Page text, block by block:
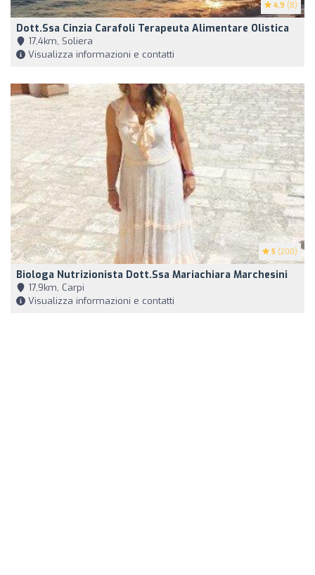
4.9 (8)
Dott.ssa Cinzia Carafoli Terapeuta Alimentare Olistica
17,4km, Soliera
Visualizza informazioni e contatti
5 (200)
Biologa Nutrizionista Dott.ssa Mariachiara Marchesini
17,9km, Carpi
Visualizza informazioni e contatti